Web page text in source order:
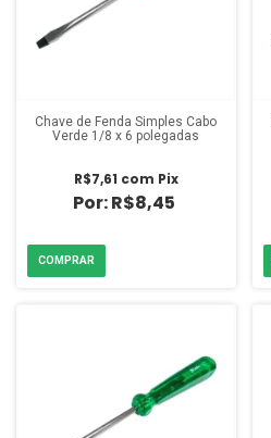
Chave de Fenda Simples Cabo
Verde 1/8 x 6 polegadas
R$8,45
R$7,61 com Pix